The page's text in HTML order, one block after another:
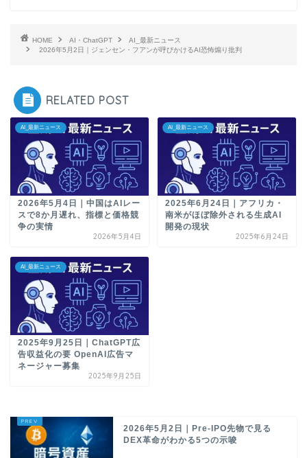
HOME AI・ChatGPT
AI_最新ニュース
2026年5月2日｜ジェンセン・フアンが呼びかけるAI恐怖煽り批判
RELATED POST
AI_最新ニュース
2026年5月4日｜中国はAIレー
スで8か月遅れ、指標と価格競
争の実情
2026年5月4日
AI_最新ニュース
2025年6月24日｜アフリカ・
南米がほぼ除外される生成AI
開発の現状
2025年6月24日
AI_最新ニュース
2025年9月25日｜ChatGPT広
告収益化の要 OpenAI広告マ
ネージャー募集
2025年9月25日
2026年5月2日｜Pre-IPO先物で見る
DEX革命がわかる5つの示唆